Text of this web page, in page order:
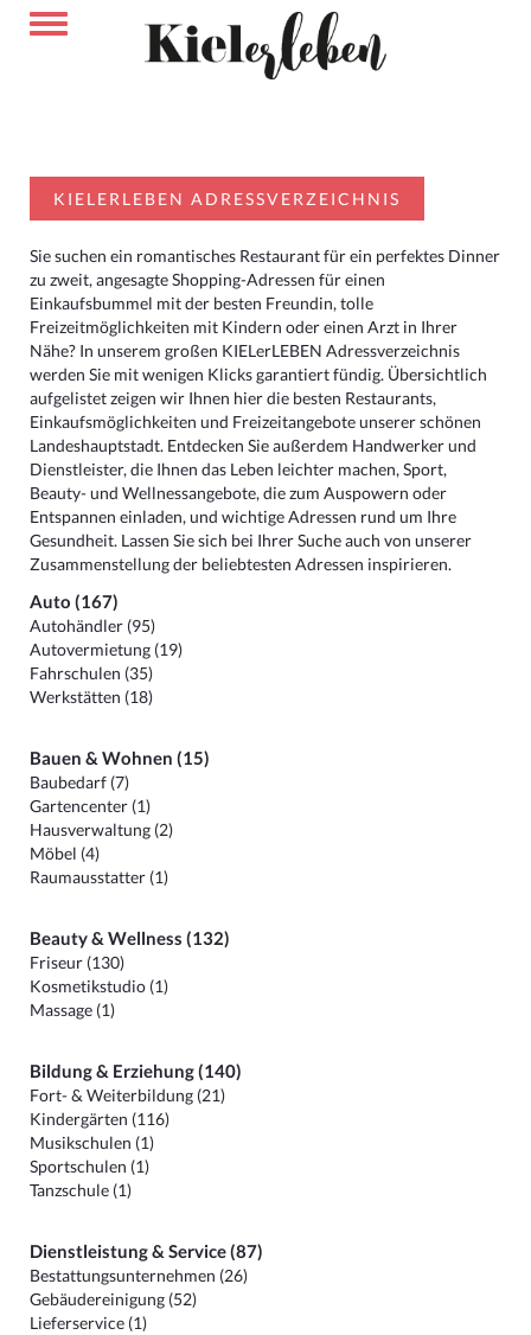
KIELERLEBEN ADRESSVERZEICHNIS
Sie suchen ein romantisches Restaurant für ein perfektes Dinner
zu zweit, angesagte Shopping-Adressen für einen
Einkaufsbummel mit der besten Freundin, tolle
Freizeitmöglichkeiten mit Kindern oder einen Arzt in Ihrer
Nähe? In unserem großen KIELerLEBEN Adressverzeichnis
werden Sie mit wenigen Klicks garantiert fündig. Übersichtlich
aufgelistet zeigen wir Ihnen hier die besten Restaurants,
Einkaufsmöglichkeiten und Freizeitangebote unserer schönen
Landeshauptstadt. Entdecken Sie außerdem Handwerker und
Dienstleister, die Ihnen das Leben leichter machen, Sport,
Beauty- und Wellnessangebote, die zum Auspowern oder
Entspannen einladen, und wichtige Adressen rund um Ihre
Gesundheit. Lassen Sie sich bei Ihrer Suche auch von unserer
Zusammenstellung der beliebtesten Adressen inspirieren.
Auto (167)
Autohändler (95)
Autovermietung (19)
Fahrschulen (35)
Werkstätten (18)
Bauen & Wohnen (15)
Baubedarf (7)
Gartencenter (1)
Hausverwaltung (2)
Möbel (4)
Raumausstatter (1)
Beauty & Wellness (132)
Friseur (130)
Kosmetikstudio (1)
Massage (1)
Bildung & Erziehung (140)
Fort- & Weiterbildung (21)
Kindergärten (116)
Musikschulen (1)
Sportschulen (1)
Tanzschule (1)
Dienstleistung & Service (87)
Bestattungsunternehmen (26)
Gebäudereinigung (52)
Lieferservice (1)